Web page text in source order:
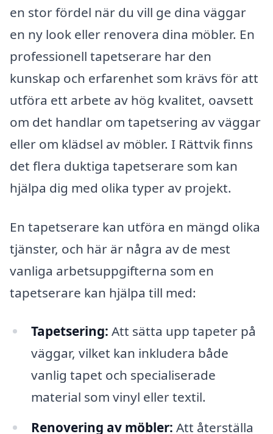
en stor fördel när du vill ge dina väggar
en ny look eller renovera dina möbler. En
professionell tapetserare har den
kunskap och erfarenhet som krävs för att
utföra ett arbete av hög kvalitet, oavsett
om det handlar om tapetsering av väggar
eller om klädsel av möbler. I Rättvik finns
det flera duktiga tapetserare som kan
hjälpa dig med olika typer av projekt.
En tapetserare kan utföra en mängd olika
tjänster, och här är några av de mest
vanliga arbetsuppgifterna som en
tapetserare kan hjälpa till med:
Tapetsering: Att sätta upp tapeter på
väggar, vilket kan inkludera både
vanlig tapet och specialiserade
material som vinyl eller textil.
Renovering av möbler: Att återställa